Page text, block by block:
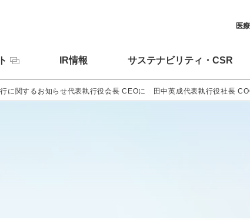
IR情報 サステナビリティ・CSR
医
に関するお知らせ代表執行役会長 CEOに 田中英成代表執行役社長